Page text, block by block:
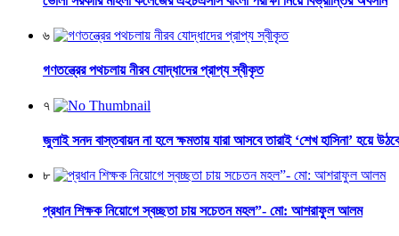
৬
গণতন্ত্রের পথচলায় নীরব যোদ্ধাদের প্রাপ্য স্বীকৃত
৭
জুলাই সনদ বাস্তবায়ন না হলে ক্ষমতায় যারা আসবে তারাই ‘শেখ হাসিনা’ হয়ে
৮
প্রধান শিক্ষক নিয়োগে স্বচ্ছতা চায় সচেতন মহল”- মো: আশরাফুল আলম